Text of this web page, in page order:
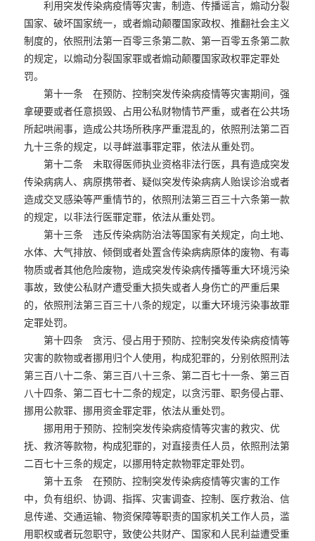
利用突发传染病疫情等灾害，制造、传播谣言，煽动分裂
国家、破坏国家统一，或者煽动颠覆国家政权、推翻社会主义
制度的，依照刑法第一百零三条第二款、第一百零五条第二款
的规定，以煽动分裂国家罪或者煽动颠覆国家政权罪定罪处
罚。
第十一条 在预防、控制突发传染病疫情等灾害期间，强
拿硬要或者任意损毁、占用公私财物情节严重，或者在公共场
所起哄闹事，造成公共场所秩序严重混乱的，依照刑法第二百
九十三条的规定，以寻衅滋事罪定罪，依法从重处罚。
第十二条 未取得医师执业资格非法行医，具有造成突发
传染病病人、病原携带者、疑似突发传染病病人贻误诊治或者
造成交叉感染等严重情节的，依照刑法第三百三十六条第一款
的规定，以非法行医罪定罪，依法从重处罚。
第十三条 违反传染病防治法等国家有关规定，向土地、
水体、大气排放、倾倒或者处置含传染病病原体的废物、有毒
物质或者其他危险废物，造成突发传染病传播等重大环境污染
事故，致使公私财产遭受重大损失或者人身伤亡的严重后果
的，依照刑法第三百三十八条的规定，以重大环境污染事故罪
定罪处罚。
第十四条 贪污、侵占用于预防、控制突发传染病疫情等
灾害的款物或者挪用归个人使用，构成犯罪的，分别依照刑法
第三百八十二条、第三百八十三条、第二百七十一条、第三百
八十四条、第二百七十二条的规定，以贪污罪、职务侵占罪、
挪用公款罪、挪用资金罪定罪，依法从重处罚。
挪用用于预防、控制突发传染病疫情等灾害的救灾、优
抚、救济等款物，构成犯罪的，对直接责任人员，依照刑法第
二百七十三条的规定，以挪用特定款物罪定罪处罚。
第十五条 在预防、控制突发传染病疫情等灾害的工作
中，负有组织、协调、指挥、灾害调查、控制、医疗救治、信
息传递、交通运输、物资保障等职责的国家机关工作人员，滥
用职权或者玩忽职守，致使公共财产、国家和人民利益遭受重